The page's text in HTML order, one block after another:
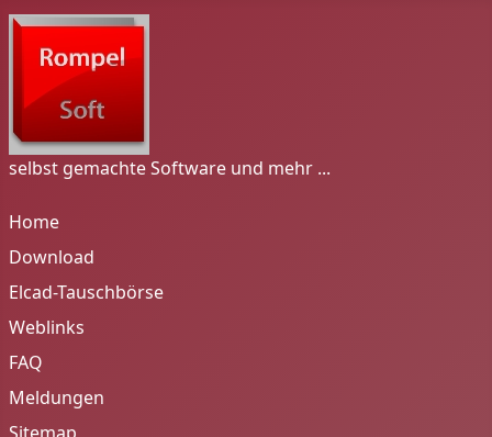
selbst gemachte Software und mehr ...
Home
Download
Elcad-Tauschbörse
Weblinks
FAQ
Meldungen